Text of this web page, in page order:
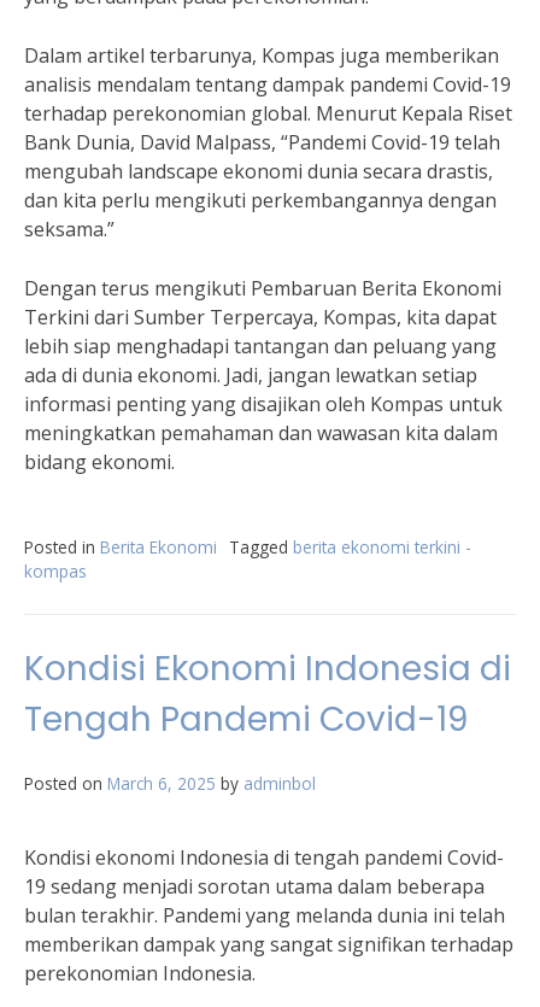
Dalam artikel terbarunya, Kompas juga memberikan
analisis mendalam tentang dampak pandemi Covid-19
terhadap perekonomian global. Menurut Kepala Riset
Bank Dunia, David Malpass, “Pandemi Covid-19 telah
mengubah landscape ekonomi dunia secara drastis,
dan kita perlu mengikuti perkembangannya dengan
seksama.”
Dengan terus mengikuti Pembaruan Berita Ekonomi
Terkini dari Sumber Terpercaya, Kompas, kita dapat
lebih siap menghadapi tantangan dan peluang yang
ada di dunia ekonomi. Jadi, jangan lewatkan setiap
informasi penting yang disajikan oleh Kompas untuk
meningkatkan pemahaman dan wawasan kita dalam
bidang ekonomi.
Posted in Berita Ekonomi Tagged berita ekonomi terkini -
kompas
Kondisi Ekonomi Indonesia di
Tengah Pandemi Covid-19
Posted on March 6, 2025 by adminbol
Kondisi ekonomi Indonesia di tengah pandemi Covid-
19 sedang menjadi sorotan utama dalam beberapa
bulan terakhir. Pandemi yang melanda dunia ini telah
memberikan dampak yang sangat signifikan terhadap
perekonomian Indonesia.